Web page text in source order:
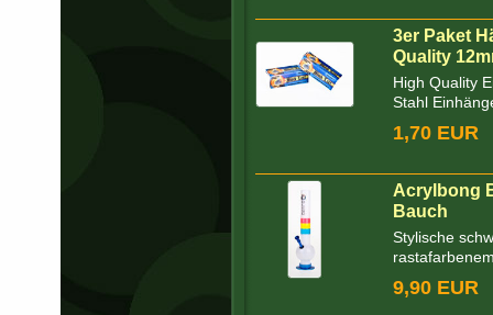
3er Paket
Quality
High Quality
Stahl
1,70 EUR
Acrylbong
Bauch
Stylische
9,90 EUR